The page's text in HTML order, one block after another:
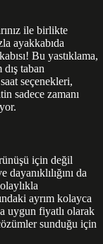
ile birlikte
ayakkabıda
Bu yastıklama,
taban
seçenekleri,
sadece zamanı
için değil
da
ayrım kolayca
uygun fiyatlı olarak
sunduğu için